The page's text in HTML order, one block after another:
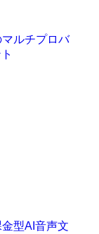
ルチプロバ
型AI音声文